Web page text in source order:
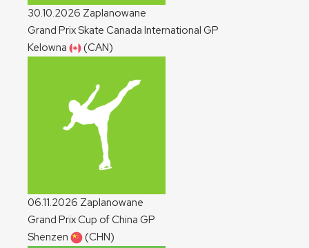
30.10.2026 Zaplanowane
Grand Prix Skate Canada International GP
Kelowna
(CAN)
06.11.2026 Zaplanowane
Grand Prix Cup of China GP
Shenzen
(CHN)